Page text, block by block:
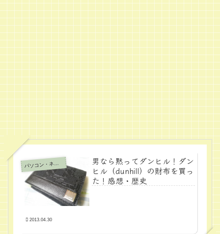
パ
ソコン・ネット
男なら黙ってダンヒル！ダン
ヒル（dunhill）の財布を買っ
た！感想・歴史
2013.04.30